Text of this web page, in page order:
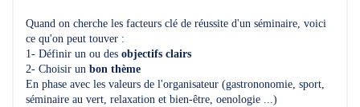
Quand on cherche les facteurs clé de réussite d'un séminaire, voici
ce qu'on peut touver :
1- Définir un ou des objectifs clairs
2- Choisir un bon thème
En phase avec les valeurs de l'organisateur (gastrononomie, sport,
séminaire au vert, relaxation et bien-être, oenologie ...)